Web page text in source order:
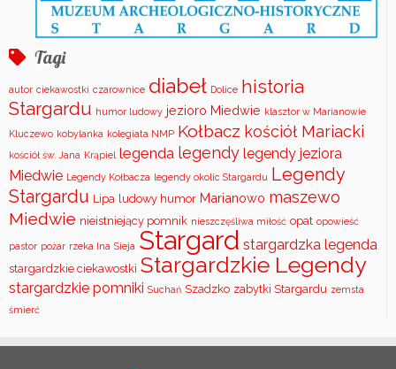
Tagi
autor ciekawostki czarownice diabeł Dolice historia
Stargardu humor ludowy jezioro Miedwie klasztor w Marianowie
Kluczewo kobylanka kolegiata NMP Kołbacz kościół Mariacki
kościół św. Jana Krąpiel legenda legendy legendy jeziora
Miedwie Legendy Kołbacza legendy okolic Stargardu Legendy
Stargardu Lipa ludowy humor Marianowo maszewo
Miedwie nieistniejący pomnik nieszczęśliwa miłość opat opowieść
pastor pożar rzeka Ina Sieja Stargard stargardzka legenda
stargardzkie ciekawostki Stargardzkie Legendy
stargardzkie pomniki Suchań Szadzko zabytki Stargardu zemsta
śmierć